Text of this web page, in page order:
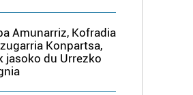
Amunarriz, Kofradia
Konpartsa,
jasoko du Urrezko